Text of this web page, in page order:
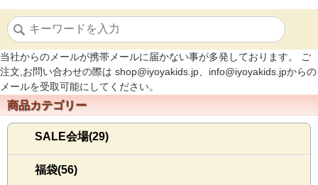
当社からのメールが携帯メールに届かない事が多発しております。 ご
注文,お問い合わせの際は shop@iyoyakids.jp、info@iyoyakids.jpからの
メールを受取可能にしてください。
商品カテゴリー
SALE会場(29)
福袋(56)